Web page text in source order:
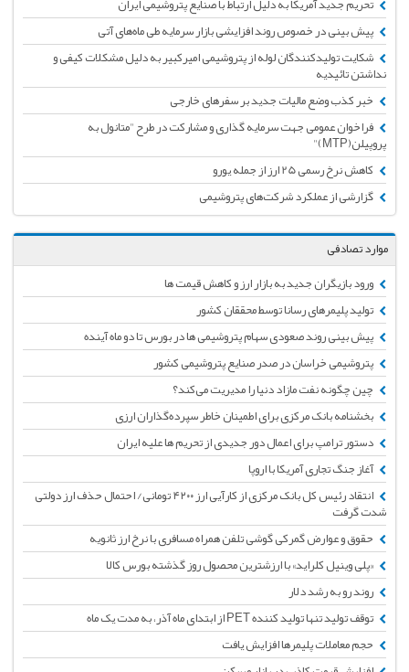
پیش بینی در خصوص روند افزایشی بازار سرمایه طی ماه‌های آتی
شکایت تولیدکنندگان لوله از پتروشیمی امیرکبیر به دلیل مشکلات کیفی و
نداشتن تائیدیه
خبر کذب وضع مالیات جدید بر سفرهای خارجی
فراخوان عمومی جهت سرمایه گذاری و مشارکت در طرح "متانول به
پروپیلن(MTP)"
کاهش نرخ رسمی 25 ارز از جمله یورو
گزارشی از عملکرد شرکت‌های پتروشیمی
موارد تصادفی
ورود بازیگران جدید به بازار ارز و کاهش قیمت ها
تولید پلیمرهای رسانا توسط محققان کشور
پیش بینی روند صعودی سهام پتروشیمی ها در بورس تا دو ماه آینده
پتروشیمی خراسان در صدر صنایع پتروشیمی کشور
چین چگونه نفت مازاد دنیا را مدیریت می‌کند؟
بخشنامه بانک مرکزی برای اطمینان خاطر سپرده‌گذاران ارزی
دستور ترامپ برای اعمال دور جدیدی از تحریم ها علیه ایران
آغاز جنگ تجاری آمریکا با اروپا
انتقاد رئیس کل بانک مرکزی از کارآیی ارز ۴۲۰۰ تومانی/ احتمال حذف ارز دولتی
شدت گرفت
حقوق و عوارض گمرکی گوشی تلفن همراه مسافری با نرخ ارز ثانویه
«پلی وینیل کلراید» با ارزشترین محصول روز گذشته بورس کالا
روند رو به رشد دلار
توقف تولید تنها تولید کننده PET از ابتدای ماه آذر، به مدت یک ماه
حجم معاملات پلیمرها افزایش یافت